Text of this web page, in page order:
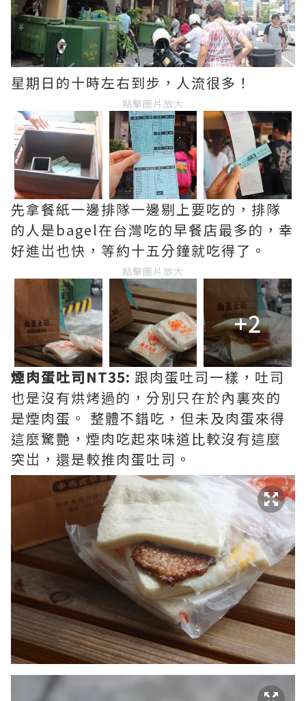
星期日的十時左右到步，人流很多！
點擊圖片放大
先拿餐紙一邊排隊一邊剔上要吃的，排隊
的人是bagel在台灣吃的早餐店最多的，幸
好進岀也快，等約十五分鐘就吃得了。
點擊圖片放大
+2
煙肉蛋吐司NT35: 跟肉蛋吐司一樣，吐司
也是沒有烘烤過的，分別只在於內裏夾的
是煙肉蛋。 整體不錯吃，但未及肉蛋來得
這麼驚艷，煙肉吃起來味道比較沒有這麼
突岀，還是較推肉蛋吐司。